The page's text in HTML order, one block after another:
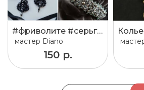
#фриволите #серьги #сваровски #сделайсам#сделанослюбовью #длялюбимой #украшениеручнойработы #украшения #ручнаяработа #лавсан #бижутерияминск #бисер #веселыеузелки #волковыск #fashion #earrings #armcandy #jewelry
мастер Diano
150 р.